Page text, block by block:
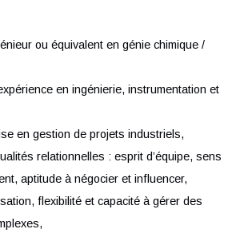
spécifications techniques et coordonner
chantiers, assurer la mise en route et
ou équivalent en génie chimique /
en ingénierie,